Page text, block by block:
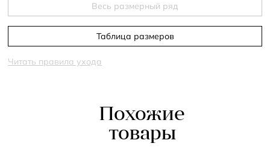
Весь размерный ряд
Таблица размеров
Читать правила ухода
Похожие
товары